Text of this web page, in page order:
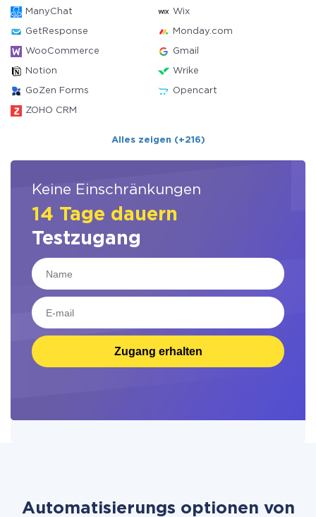
ManyChat Wix
GetResponse Monday.com
WooCommerce Gmail
Notion Wrike
GoZen Forms Opencart
ZOHO CRM
Alles zeigen (+216)
Keine Einschränkungen
14 Tage dauern
Testzugang
Zugang erhalten
Automatisierungs optionen von